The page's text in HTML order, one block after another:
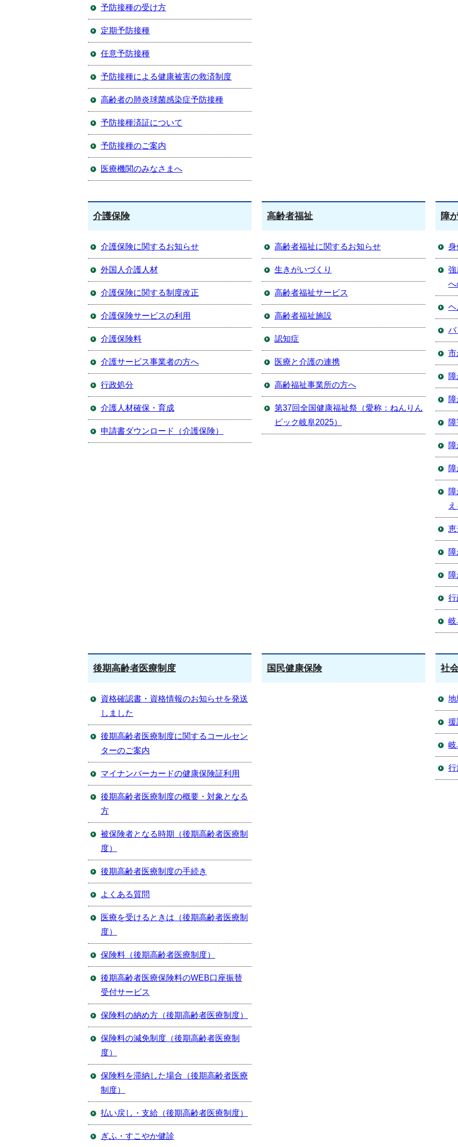
予防接種の受け方
定期予防接種
任意予防接種
予防接種による健康被害の救済制度
高齢者の肺炎球菌感染症予防接種
予防接種済証について
予防接種のご案内
医療機関のみなさまへ
介護保険
介護保険に関するお知らせ
外国人介護人材
介護保険に関する制度改正
介護保険サービスの利用
介護保険料
介護サービス事業者の方へ
行政処分
介護人材確保・育成
申請書ダウンロード（介護保険）
高齢者福祉
高齢者福祉に関するお知らせ
生きがいづくり
高齢者福祉サービス
高齢者福祉施設
認知症
医療と介護の連携
高齢福祉事業所の方へ
第37回全国健康福祉祭（愛称：ねんりん
ピック岐阜2025）
障
身
強
へ
ヘ
バ
市
恵
行
岐
後期高齢者医療制度
資格確認書・資格情報のお知らせを発送
しました
後期高齢者医療制度に関するコールセン
ターのご案内
マイナンバーカードの健康保険証利用
後期高齢者医療制度の概要・対象となる
方
被保険者となる時期（後期高齢者医療制
度）
後期高齢者医療制度の手続き
よくある質問
医療を受けるときは（後期高齢者医療制
度）
保険料（後期高齢者医療制度）
後期高齢者医療保険料のWEB口座振替
受付サービス
保険料の納め方（後期高齢者医療制度）
保険料の減免制度（後期高齢者医療制
度）
保険料を滞納した場合（後期高齢者医療
制度）
払い戻し・支給（後期高齢者医療制度）
ぎふ・すこやか健診
国民健康保険 社
地
援
岐
行